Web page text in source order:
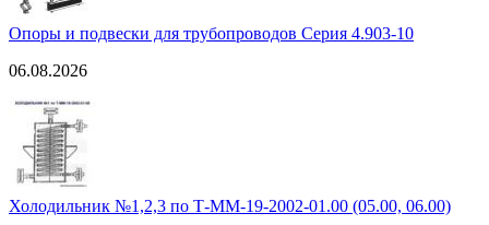
Опоры и подвески для трубопроводов Серия 4.903-10
06.08.2026
Холодильник №1,2,3 по Т-ММ-19-2002-01.00 (05.00, 06.00)